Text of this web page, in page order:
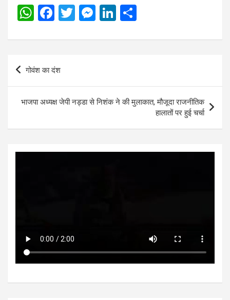
W
at
s
A
p
p
F
ce
b
o
o
k
T
tt
M
se
er
Li
ke ar
Post
गोवंश का दंश
भाजपा अध्यक्ष जेपी नड्डा से निशंक ने की मुलाकात, मौजूदा राजनीतिक
हालातों पर हुई चर्चा